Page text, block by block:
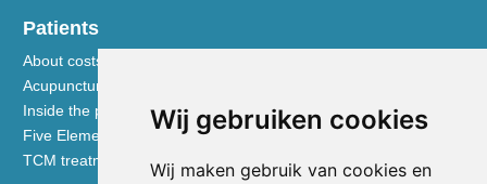
Wij gebruiken cookies
Wij maken gebruik van cookies en
Patients
About costs and reimbursements
Acupuncture explained
Inside the practice
Five Element nutrition
TCM treatment disciplines